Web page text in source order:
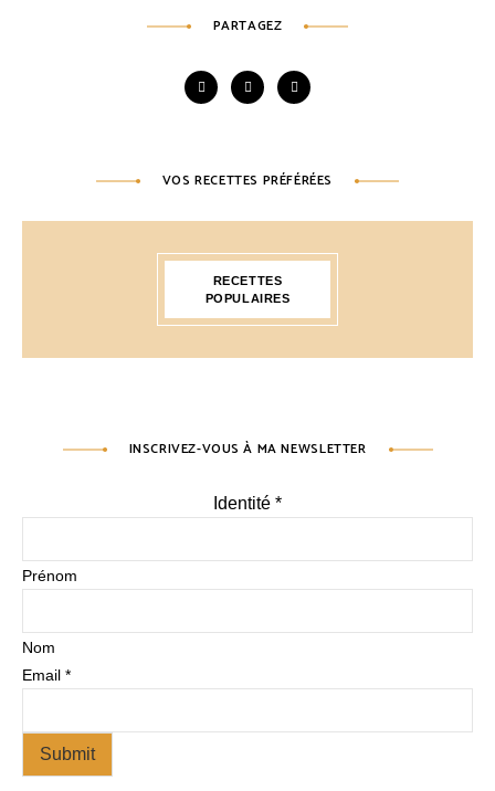
PARTAGEZ
VOS RECETTES PRÉFÉRÉES
RECETTES
POPULAIRES
INSCRIVEZ-VOUS À MA NEWSLETTER
Identité *
Prénom
Nom
Email *
Submit